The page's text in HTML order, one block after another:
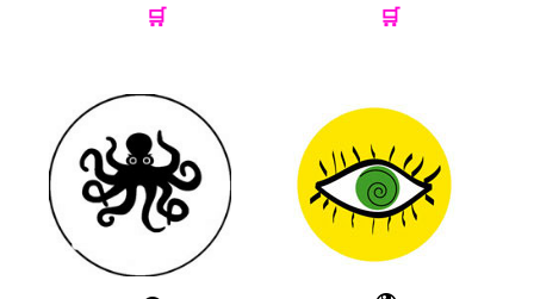
🛒 🛒